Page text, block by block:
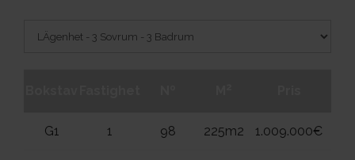
G1 1 98 225m2 1.009.000€